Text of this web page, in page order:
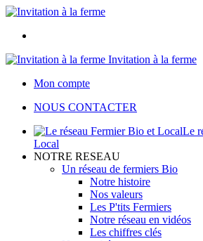
Invitation à la ferme
Mon compte
NOUS CONTACTER
Le
Local
NOTRE RESEAU
Un réseau de fermiers Bio
Notre histoire
Nos valeurs
Les P'tits Fermiers
Notre réseau en vidéos
Les chiffres clés